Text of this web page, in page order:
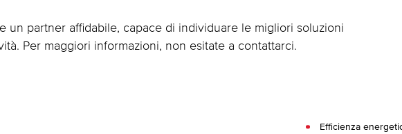
un partner affidabile, capace di individuare le migliori soluzioni
Per maggiori informazioni, non esitate a contattarci.
Efficienza